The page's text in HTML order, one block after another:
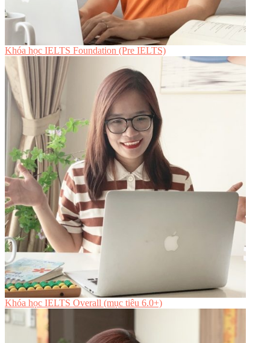
Khóa học IELTS Foundation (Pre IELTS)
Khóa học IELTS Overall (mục tiêu 6.0+)